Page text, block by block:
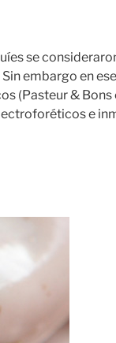
se
Sin embargo en
(Pasteur & Bons
e